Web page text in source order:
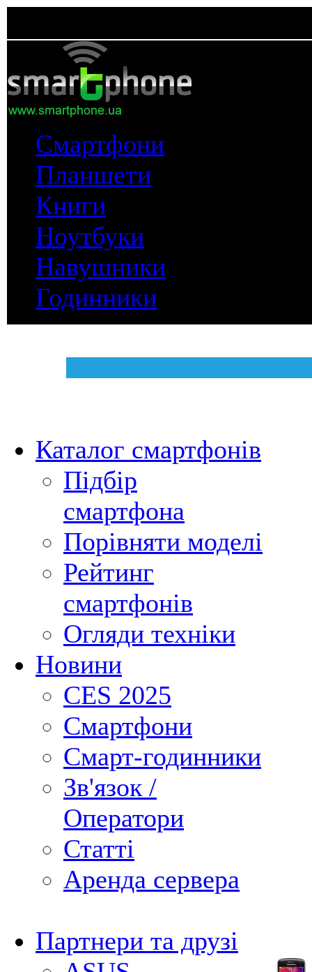
Смартфони
Планшети
Книги
Ноутбуки
Навушники
Годинники
Каталог смартфонів
Підбір
смартфона
Порівняти моделі
Рейтинг
смартфонів
Огляди техніки
Новини
CES 2025
Смартфони
Смарт-годинники
Зв'язок /
Оператори
Статті
Аренда сервера
Партнери та друзі